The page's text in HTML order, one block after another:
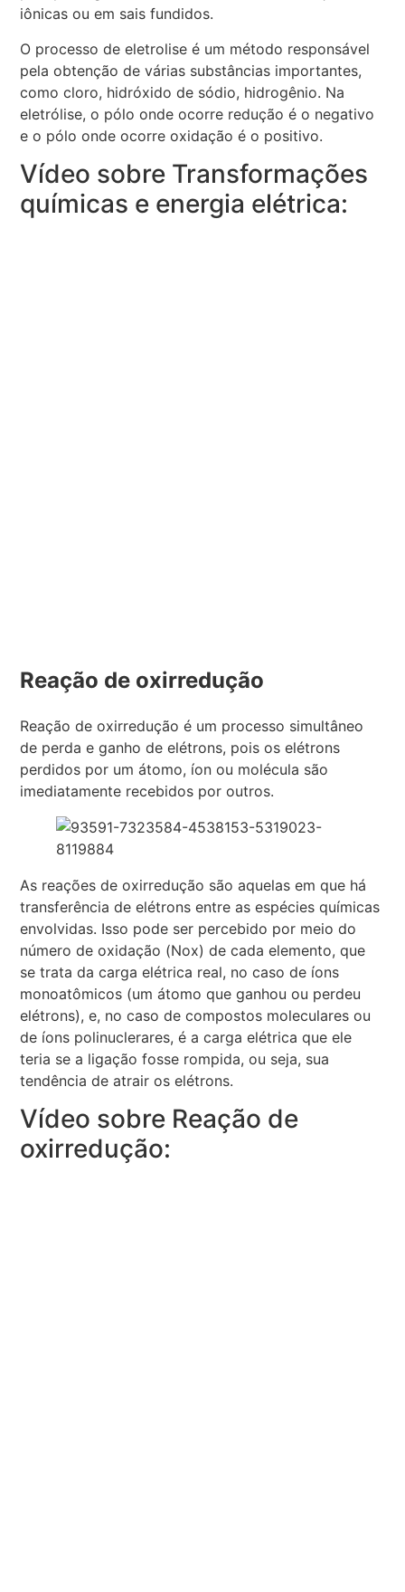
iônicas ou em sais fundidos.
O processo de eletrolise é um método responsável
pela obtenção de várias substâncias importantes,
como cloro, hidróxido de sódio, hidrogênio. Na
eletrólise, o pólo onde ocorre redução é o negativo
e o pólo onde ocorre oxidação é o positivo.
Vídeo sobre Transformações
químicas e energia elétrica:
Reação de oxirredução
Reação de oxirredução é um processo simultâneo
de perda e ganho de elétrons, pois os elétrons
perdidos por um átomo, íon ou molécula são
imediatamente recebidos por outros.
As reações de oxirredução são aquelas em que há
transferência de elétrons entre as espécies químicas
envolvidas. Isso pode ser percebido por meio do
número de oxidação (Nox) de cada elemento, que
se trata da carga elétrica real, no caso de íons
monoatômicos (um átomo que ganhou ou perdeu
elétrons), e, no caso de compostos moleculares ou
de íons polinuclerares, é a carga elétrica que ele
teria se a ligação fosse rompida, ou seja, sua
tendência de atrair os elétrons.
Vídeo sobre Reação de
oxirredução: